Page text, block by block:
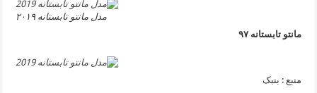
مدل مانتو تابستانه ۲۰۱۹
مانتو تابستانه ۹۷
منبع : بنبک